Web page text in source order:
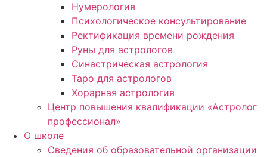
Нумерология
Психологическое консультирование
Ректификация времени рождения
Руны для астрологов
Синастрическая астрология
Таро для астрологов
Хорарная астрология
Центр повышения квалификации «Астролог
профессионал»
О школе
Сведения об образовательной организации